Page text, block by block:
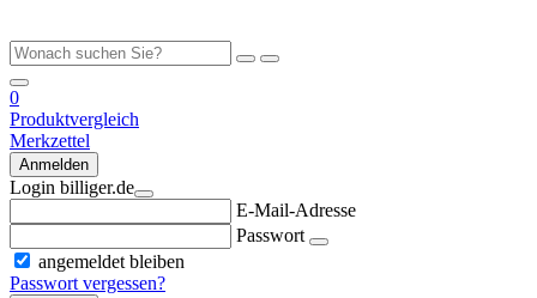
0
Produktvergleich
Merkzettel
Anmelden
Login billiger.de
E-Mail-Adresse
Passwort
angemeldet bleiben
Passwort vergessen?